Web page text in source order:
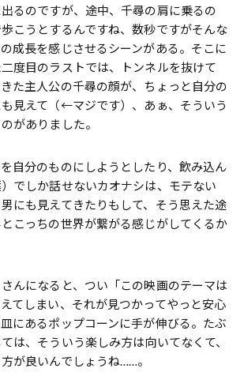
るのですが、途中、千尋の肩に乗るの
こうとするんですね、数秒ですがそんな
成長を感じさせるシーンがある。そこに
度目のラストでは、トンネルを抜けて
た主人公の千尋の顔が、ちょっと自分の
見えて（←マジです）、あぁ、そういう
がありました。
自分のものにしようとしたり、飲み込ん
でしか話せないカオナシは、モテない
にも見えてきたりもして、そう思えた途
こっちの世界が繋がる感じがしてくるか
んになると、つい「この映画のテーマは
てしまい、それが見つかってやっと安心
にあるポップコーンに手が伸びる。たぶ
は、そういう楽しみ方は向いてなくて、
が良いんでしょうね……。